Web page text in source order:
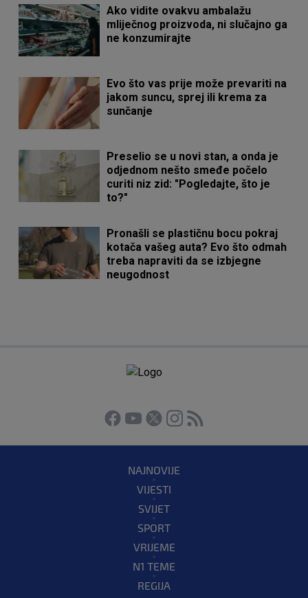
Ako vidite ovakvu ambalažu
mliječnog proizvoda, ni slučajno ga
ne konzumirajte
Evo što vas prije može prevariti na
jakom suncu, sprej ili krema za
sunčanje
Preselio se u novi stan, a onda je
odjednom nešto smeđe počelo
curiti niz zid: "Pogledajte, što je
to?"
Pronašli se plastičnu bocu pokraj
kotača vašeg auta? Evo što odmah
treba napraviti da se izbjegne
neugodnost
NAJNOVIJE
VIJESTI
SVIJET
SPORT
VRIJEME
N1 TEME
REGIJA